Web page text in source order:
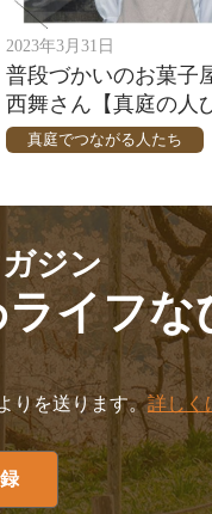
2023年3月31日
普段づかいのお菓子
西舞さん【真庭の人
真庭でつながる人たち
ジン
ライフな
りを送ります。詳しく